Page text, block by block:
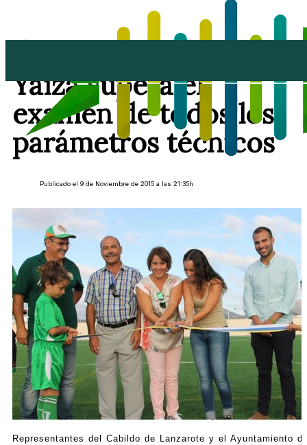
Yaiza supera el
examen de todos los
parámetros técnicos
Publicado el 9 de Noviembre de 2015 a las 21:35h
Representantes del Cabildo de Lanzarote y el Ayuntamiento